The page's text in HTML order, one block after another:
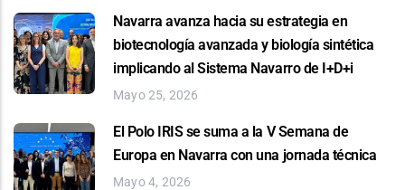
Navarra avanza hacia su estrategia en
biotecnología avanzada y biología sintética
implicando al Sistema Navarro de I+D+i
Mayo 25, 2026
El Polo IRIS se suma a la V Semana de
Europa en Navarra con una jornada técnica
Mayo 4, 2026